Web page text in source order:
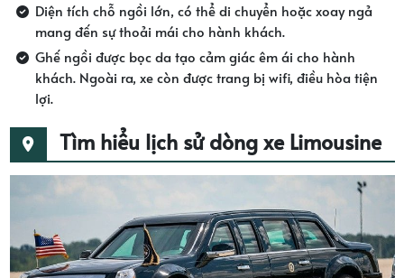
Diện tích chỗ ngồi lớn, có thể di chuyển hoặc xoay ngả
mang đến sự thoải mái cho hành khách.
Ghế ngồi được bọc da tạo cảm giác êm ái cho hành
khách. Ngoài ra, xe còn được trang bị wifi, điều hòa tiện
lợi.
Tìm hiểu lịch sử dòng xe Limousine